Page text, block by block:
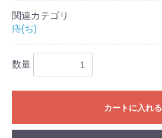
関連カテゴリ
痔(ぢ)
数量
カートに入れる